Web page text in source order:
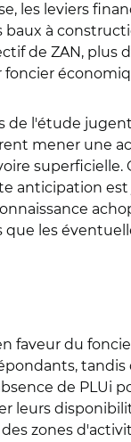
les leviers
à
de ZAN,
foncier
l'étude
mener une
anticipation
les
faveur du
de PLUi
leurs
zones